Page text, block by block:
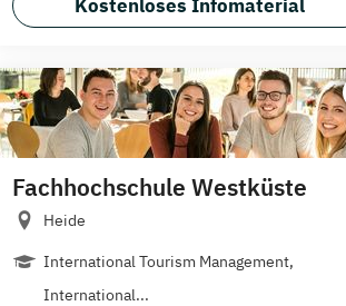
Kostenloses Infomaterial
Fachhochschule Westküste
Heide
International Tourism Management,
International...